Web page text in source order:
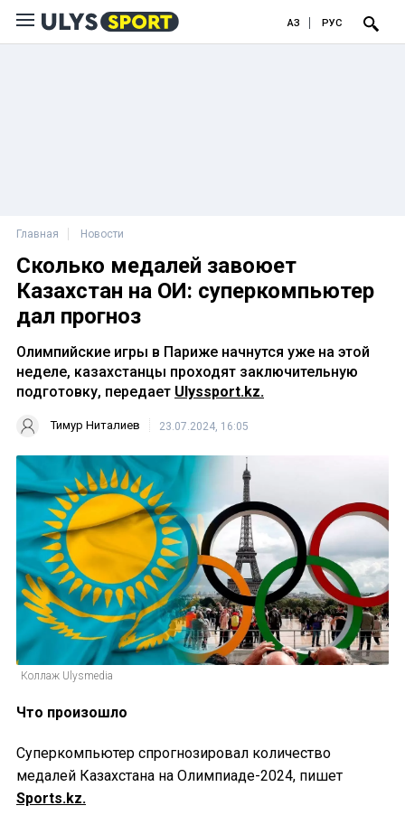
ҚАЗ РУС
Главная Новости
Сколько медалей завоюет
Казахстан на ОИ: суперкомпьютер
дал прогноз
Олимпийские игры в Париже начнутся уже на этой
неделе, казахстанцы проходят заключительную
подготовку, передает Ulyssport.kz.
Тимур Ниталиев 23.07.2024, 16:05
Коллаж Ulysmedia
Что произошло
Суперкомпьютер спрогнозировал количество
медалей Казахстана на Олимпиаде-2024, пишет
Sports.kz.